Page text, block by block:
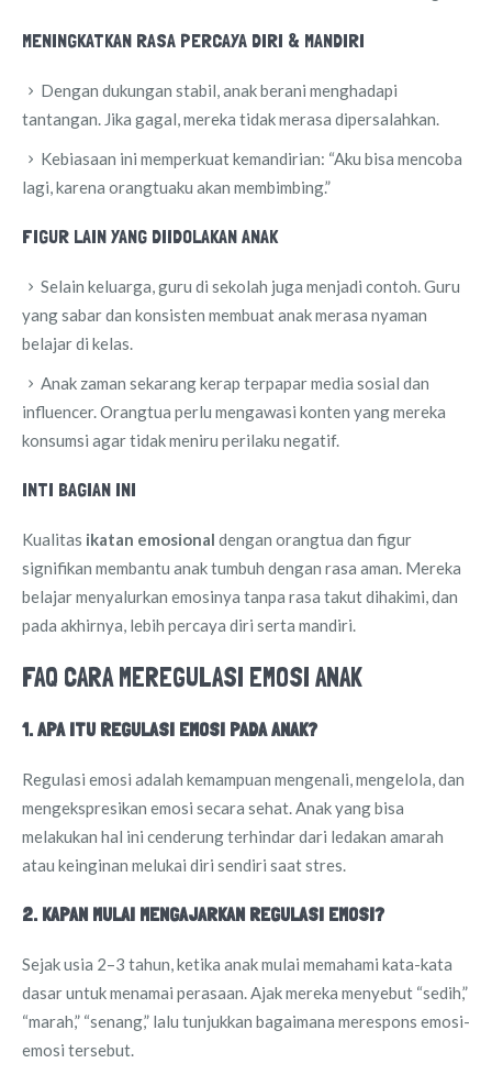
MENINGKATKAN RASA PERCAYA DIRI & MANDIRI
Dengan dukungan stabil, anak berani menghadapi
tantangan. Jika gagal, mereka tidak merasa dipersalahkan.
Kebiasaan ini memperkuat kemandirian: “Aku bisa mencoba
lagi, karena orangtuaku akan membimbing.”
FIGUR LAIN YANG DIIDOLAKAN ANAK
Selain keluarga, guru di sekolah juga menjadi contoh. Guru
yang sabar dan konsisten membuat anak merasa nyaman
belajar di kelas.
Anak zaman sekarang kerap terpapar media sosial dan
influencer. Orangtua perlu mengawasi konten yang mereka
konsumsi agar tidak meniru perilaku negatif.
INTI BAGIAN INI
Kualitas ikatan emosional dengan orangtua dan figur
signifikan membantu anak tumbuh dengan rasa aman. Mereka
belajar menyalurkan emosinya tanpa rasa takut dihakimi, dan
pada akhirnya, lebih percaya diri serta mandiri.
FAQ CARA MEREGULASI EMOSI ANAK
1. APA ITU REGULASI EMOSI PADA ANAK?
Regulasi emosi adalah kemampuan mengenali, mengelola, dan
mengekspresikan emosi secara sehat. Anak yang bisa
melakukan hal ini cenderung terhindar dari ledakan amarah
atau keinginan melukai diri sendiri saat stres.
2. KAPAN MULAI MENGAJARKAN REGULASI EMOSI?
Sejak usia 2–3 tahun, ketika anak mulai memahami kata-kata
dasar untuk menamai perasaan. Ajak mereka menyebut “sedih,”
“marah,” “senang,” lalu tunjukkan bagaimana merespons emosi-
emosi tersebut.